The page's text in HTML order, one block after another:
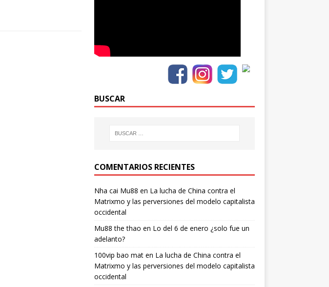
BUSCAR
COMENTARIOS RECIENTES
Nha cai Mu88 en La lucha de China contra el
Matrixmo y las perversiones del modelo capitalista
occidental
Mu88 the thao en Lo del 6 de enero ¿solo fue un
adelanto?
100vip bao maten La lucha de China contra el
Matrixmo y las perversiones del modelo capitalista
occidental